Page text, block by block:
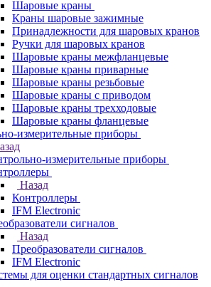
Шаровые краны
Краны шаровые зажимные
Принадлежности для шаровых кранов
Ручки для шаровых кранов
Шаровые краны межфланцевые
Шаровые краны приварные
Шаровые краны резьбовые
Шаровые краны с приводом
Шаровые краны трехходовые
Шаровые краны фланцевые
измерительные приборы
измерительные приборы
Назад
Контроллеры
IFM Electronic
сигналов
Назад
Преобразователи сигналов
IFM Electronic
для оценки стандартных сигналов